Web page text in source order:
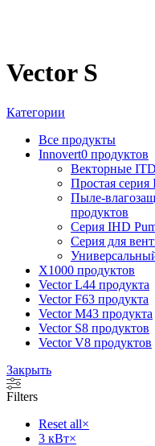
Vector S
Категории
Все продукты
Innovert0 продуктов
Векторные ITD
Простая серия
Пыле-
продуктов
Серия IHD
Серия для
X1000 продуктов
Vector L44 продукта
Vector F63 продукта
Vector M43 продукта
Vector S8 продуктов
Vector V8 продуктов
Закрыть
Filters
Reset all×
3 кВт×